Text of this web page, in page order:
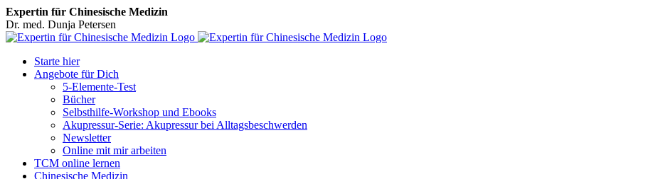
Expertin für Chinesische Medizin
Dr. med. Dunja Petersen
Facebook
Starte hier
Angebote für Dich
5-Elemente-Test
Bücher
Selbsthilfe-Workshop und Ebooks
Akupressur-Serie: Akupressur bei Alltagsbeschwerden
Newsletter
Online mit mir arbeiten
TCM online lernen
Chinesische Medizin